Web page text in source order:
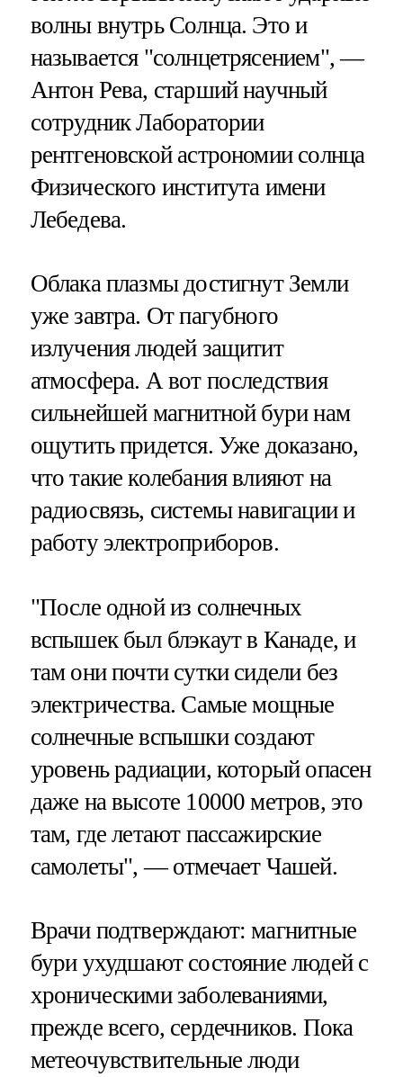
волны внутрь Солнца. Это и
называется "солнцетрясением", —
Антон Рева, старший научный
сотрудник Лаборатории
рентгеновской астрономии солнца
Физического института имени
Лебедева.
Облака плазмы достигнут Земли
уже завтра. От пагубного
излучения людей защитит
атмосфера. А вот последствия
сильнейшей магнитной бури нам
ощутить придется. Уже доказано,
что такие колебания влияют на
радиосвязь, системы навигации и
работу электроприборов.
"После одной из солнечных
вспышек был блэкаут в Канаде, и
там они почти сутки сидели без
электричества. Самые мощные
солнечные вспышки создают
уровень радиации, который опасен
даже на высоте 10000 метров, это
там, где летают пассажирские
самолеты", — отмечает Чашей.
Врачи подтверждают: магнитные
бури ухудшают состояние людей с
хроническими заболеваниями,
прежде всего, сердечников. Пока
метеочувствительные люди